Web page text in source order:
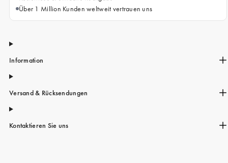
Über 1 Million Kunden weltweit vertrauen uns
Information
Versand & Rücksendungen
Kontaktieren Sie uns